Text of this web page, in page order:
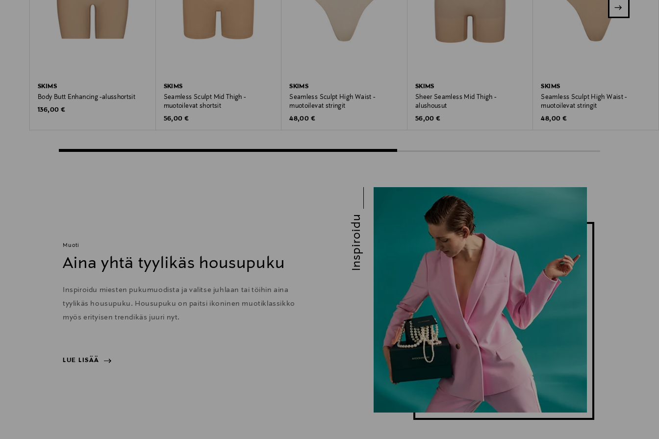
SKIMS
Body Butt Enhancing -alusshortsit
Original Price
136,00 €
SKIMS
Seamless Sculpt Mid Thigh -
muotoilevat shortsit
Original Price
56,00 €
SKIMS
Seamless Sculpt High Waist -
muotoilevat stringit
Original Price
48,00 €
SKIMS
Sheer Seamless Mid Thigh -
alushousut
Original Price
56,00 €
SKIMS
Seamless Sculpt High Waist -
muotoilevat stringit
Original Price
48,00 €
Muoti
Aina yhtä tyylikäs housupuku
Inspiroidu miesten pukumuodista ja valitse juhlaan tai töihin aina
tyylikäs housupuku. Housupuku on paitsi ikoninen muotiklassikko
myös erityisen trendikäs juuri nyt.
LUE LISÄÄ
Inspiroidu